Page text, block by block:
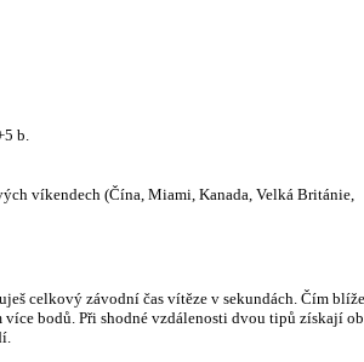
5 b.
víkendech (Čína, Miami, Kanada, Velká Británie,
celkový závodní čas vítěze v sekundách. Čím blíže
více bodů. Při shodné vzdálenosti dvou tipů získají